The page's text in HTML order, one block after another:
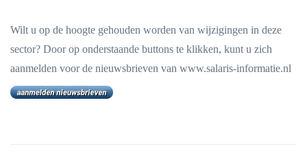
Wilt u op de hoogte gehouden worden van wijzigingen in deze
sector? Door op onderstaande buttons te klikken, kunt u zich
aanmelden voor de nieuwsbrieven van www.salaris-informatie.nl